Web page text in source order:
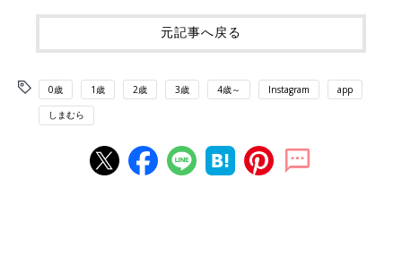
元記事へ戻る
0歳 1歳 2歳 3歳 4歳～ Instagram app
しまむら